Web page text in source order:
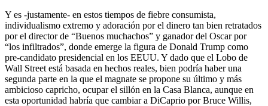
Y es -justamente- en estos tiempos de fiebre consumista,
individualismo extremo y adoración por el dinero tan bien retratados
por el director de “Buenos muchachos” y ganador del Oscar por
“los infiltrados”, donde emerge la figura de Donald Trump como
pre-candidato presidencial en los EEUU. Y dado que el Lobo de
Wall Street está basada en hechos reales, bien podría haber una
segunda parte en la que el magnate se propone su último y más
ambicioso capricho, ocupar el sillón en la Casa Blanca, aunque en
esta oportunidad habría que cambiar a DiCaprio por Bruce Willis,